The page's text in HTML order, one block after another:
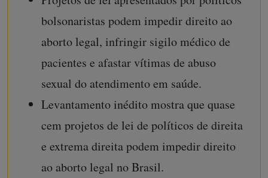
bolsonaristas podem impedir direito ao
aborto legal, infringir sigilo médico de
pacientes e afastar vítimas de abuso
sexual do atendimento em saúde.
Levantamento inédito mostra que quase
cem projetos de lei de políticos de direita
e extrema direita podem impedir direito
ao aborto legal no Brasil.